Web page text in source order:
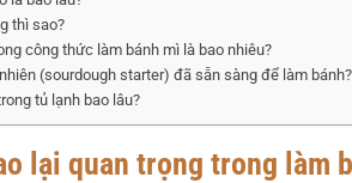
thì sao?
công thức làm bánh mì là bao nhiêu?
(sourdough starter) đã sẵn sàng để làm bánh?
tủ lạnh bao lâu?
lại quan trọng trong làm